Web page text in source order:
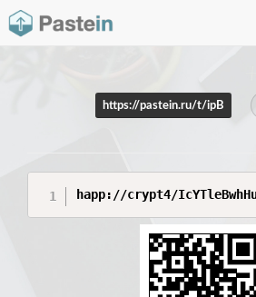
https://pastein.ru/t/ipB
happ://crypt4/